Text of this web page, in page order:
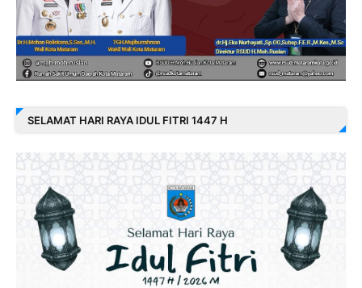
SELAMAT HARI RAYA IDUL FITRI 1447 H